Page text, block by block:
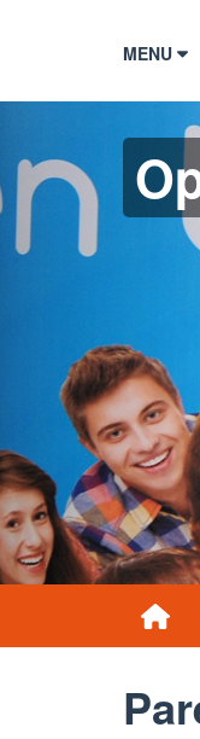
MENU